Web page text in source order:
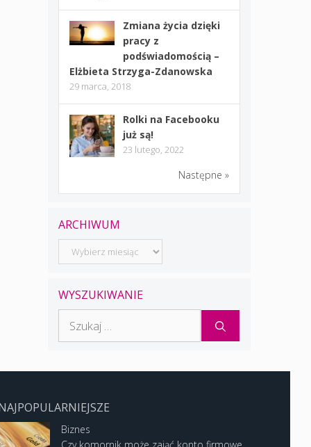
Zmiana życia dzięki
pracy z
podświadomością –
Elżbieta Strzyga-Zdanowska
29 marca, 2018
Rolki na Facebooku
już są!
23 lutego, 2022
Następne »
ARCHIWUM
Archiwum
WYSZUKIWANIE
Biznes